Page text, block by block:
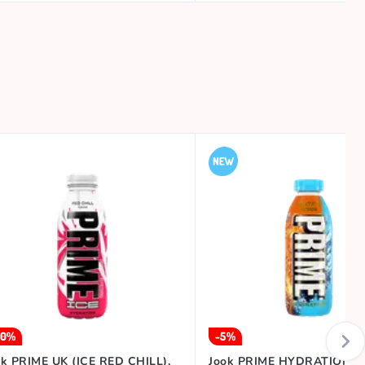
PRIME UK (ICE RED CHILL),
-5%
Jook PRIME HYDRATION